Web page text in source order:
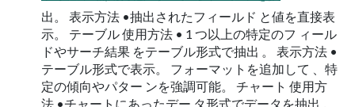
出。 表示方法 •抽出されたフィールド と値を直接表
示。 テーブル 使用方法 • 1 つ以上の特定のフ ィール
ドやサーチ結果 をテーブル形式で抽出 。 表示方法 •
テーブル形式で表示。 フォーマットを追加して 、特
定の傾向やパター ンを強調可能。 チャート 使用方
法 •チャートにあったデー タ形式でデータを抽出 。